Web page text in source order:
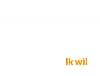
Ik wil